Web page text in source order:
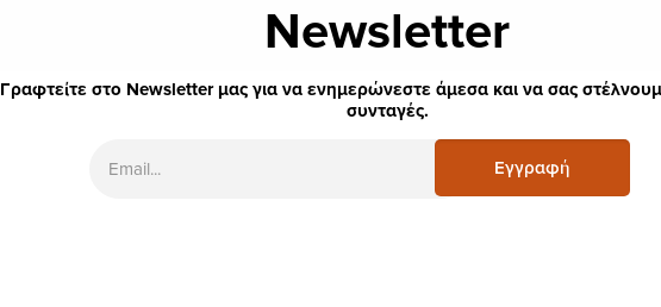
Newsletter
Γραφτείτε στο Newsletter μας για να ενημερώνεστε άμεσα και να σας
συνταγές.